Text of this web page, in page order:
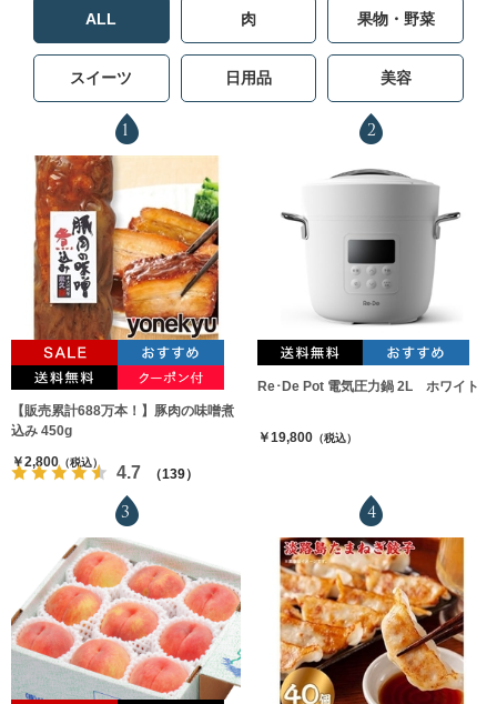
ALL 肉 果物・野菜
スイーツ 日用品 美容
1
【販売累計688万本！】豚肉の味噌煮
込み 450g
4.7 （139）
￥2,800（税込）
2
Re･De Pot 電気圧力鍋 2L ホワイト
￥19,800（税込）
3 4